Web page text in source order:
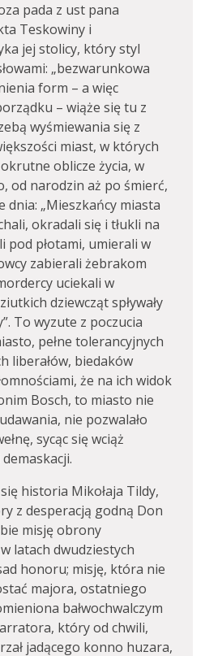
pada z ust pana
Teskowiny i
jej stolicy, który styl
„bezwarunkowa
form – a więc
– wiąże się tu z
wyśmiewania się z
miast, w których
oblicze życia, w
od narodzin aż po śmierć,
dnia: „Mieszkańcy miasta
okradali się i tłukli na
pod płotami, umierali w
zabierali żebrakom
uciekali w
dziewcząt spływały
To wyzute z poczucia
pełne tolerancyjnych
liberałów, biedaków
że na ich widok
Bosch, to miasto nie
nie pozwalało
sycąc się wciąż
historia Mikołaja Tildy,
z desperacją godną Don
misję obrony
latach dwudziestych
honoru; misję, która nie
majora, ostatniego
bałwochwalczym
który od chwili,
jadącego konno huzara,